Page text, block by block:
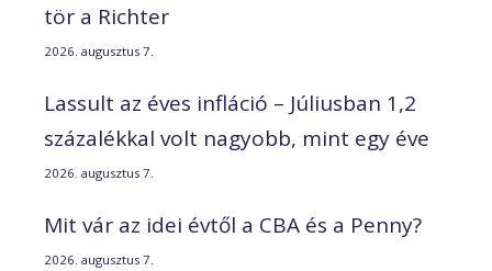
tör a Richter
2026. augusztus 7.
Lassult az éves infláció – Júliusban 1,2
százalékkal volt nagyobb, mint egy éve
2026. augusztus 7.
Mit vár az idei évtől a CBA és a Penny?
2026. augusztus 7.